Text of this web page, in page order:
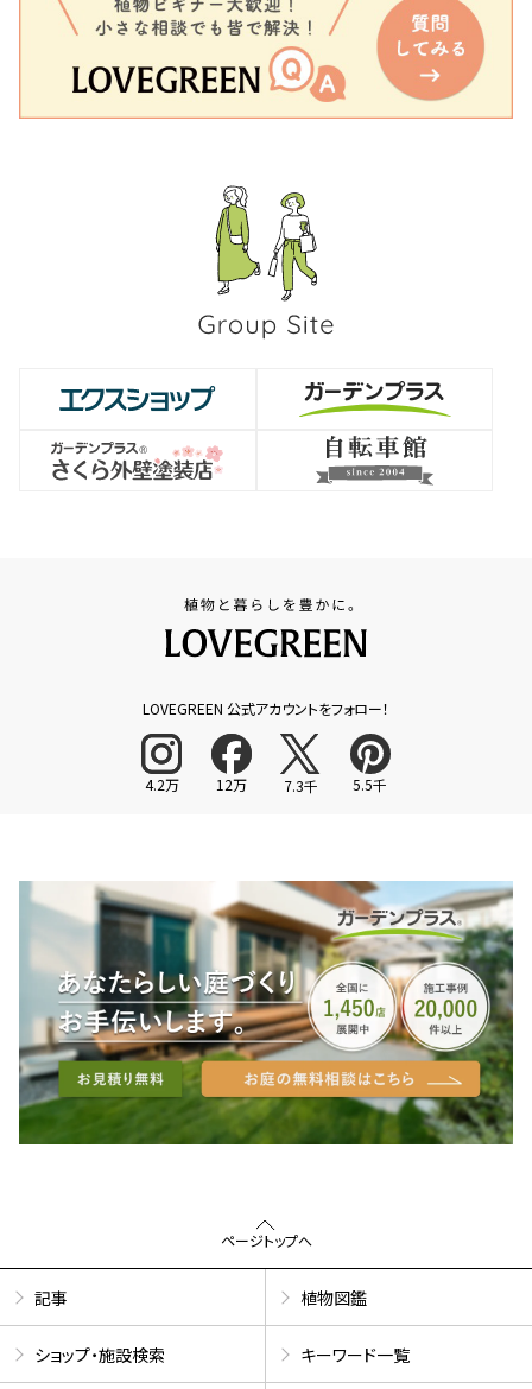
LOVEGREEN 公式アカウントをフォロー！
4.2万 12万 7.3千 5.5千
ページトップへ
記事 植物図鑑
ショップ・施設検索 キーワード一覧